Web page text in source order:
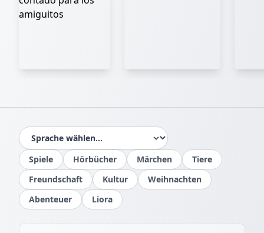
Spiele Hörbücher Märchen
Tiere
Freundschaft
Kultur
Weihnachten
Abenteuer
Liora